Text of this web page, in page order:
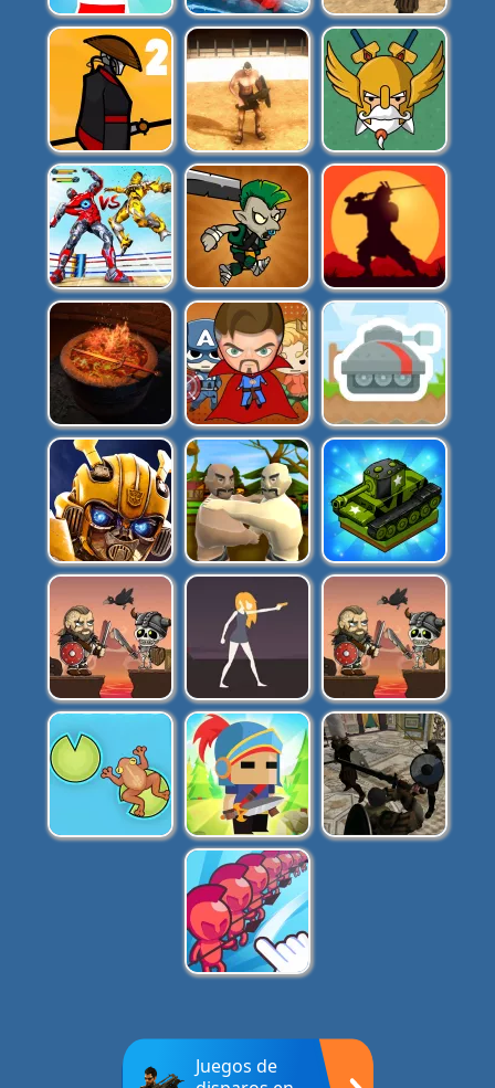
Juegos de